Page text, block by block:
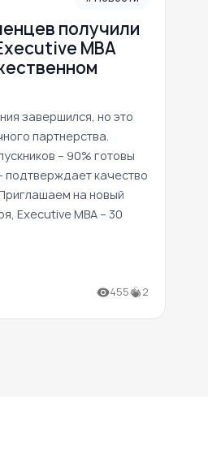
получили
MBA
завершился, но это
партнерства.
– 90% готовы
качество
на новый
Executive MBA – 30
455 2